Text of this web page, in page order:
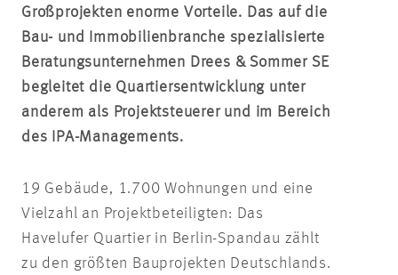
Großprojekten enorme Vorteile. Das auf die
Bau- und Immobilienbranche spezialisierte
Beratungsunternehmen Drees & Sommer SE
begleitet die Quartiersentwicklung unter
anderem als Projektsteuerer und im Bereich
des IPA-Managements.
19 Gebäude, 1.700 Wohnungen und eine
Vielzahl an Projektbeteiligten: Das
Havelufer Quartier in Berlin-Spandau zählt
zu den größten Bauprojekten Deutschlands.